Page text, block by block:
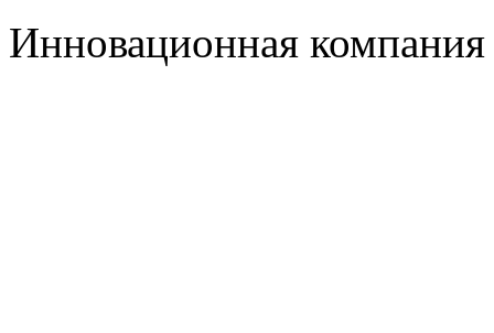
Инновационная